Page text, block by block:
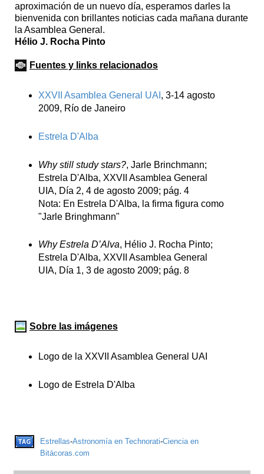
aproximación de un nuevo día, esperamos darles la
bienvenida con brillantes noticias cada mañana durante
la Asamblea General.
Hélio J. Rocha Pinto
Fuentes y links relacionados
XXVII Asamblea General UAI , 3-14 agosto
2009, Río de Janeiro
Estrela D'Alba
Why still study stars?, Jarle Brinchmann;
Estrela D'Alba, XXVII Asamblea General
UIA, Día 2, 4 de agosto 2009; pág. 4
Nota: En Estrela D'Alba, la firma figura como
"Jarle Bringhmann"
Why Estrela D’Alva, Hélio J. Rocha Pinto;
Estrela D'Alba, XXVII Asamblea General
UIA, Día 1, 3 de agosto 2009; pág. 8
Sobre las imágenes
Logo de la XXVII Asamblea General UAI
Logo de Estrela D'Alba
Estrellas-Astronomía en Technorati-Ciencia en
Bitácoras.com